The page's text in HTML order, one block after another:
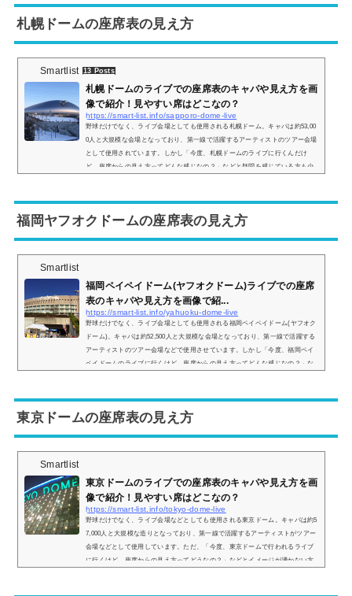
札幌ドームの座席表の見え方
Smartlist 13 Posts
札幌ドームのライブでの座席表のキャパや見え方を画
像で紹介！見やすい席はどこなの？
https://smart-list.info/sapporo-dome-live
野球だけでなく、ライブ会場としても使用される札幌ドーム。キャパは約53,00
0人と大規模な会場となっており、第一線で活躍するアーティストのツアー会場
として使用されています。しかし「今度、札幌ドームのライブに行くんだけ
ど、座席からの見え方ってどんな感じなの？」などと疑問を感じている方も少
は以下...
福岡ヤフオクドームの座席表の見え方
Smartlist
福岡ペイペイドーム(ヤフオクドーム)ライブでの座席
表のキャパや見え方を画像で紹...
https://smart-list.info/yahuoku-dome-live
野球だけでなく、ライブ会場としても使用される福岡ペイペイドーム(ヤフオク
ドーム)。キャパは約52,500人と大規模な会場となっており、第一線で活躍する
アーティストのツアー会場などで使用させています。しかし「今度、福岡ペイ
ペイドームのライブに行くけど、座席からの見え方ってどんな感じなの？」な
てもまとめてみました。福岡ペイペイドームのライブでの座席表とキャパは？
福岡...
東京ドームの座席表の見え方
Smartlist
東京ドームのライブでの座席表のキャパや見え方を画
像で紹介！見やすい席はどこなの？
https://smart-list.info/tokyo-dome-live
野球だけでなく、ライブ会場などとしても使用される東京ドーム。キャパは約5
7,000人と大規模な造りとなっており、第一線で活躍するアーティストがツアー
会場などとして使用しています。ただ、「今度、東京ドームで行われるライブ
に行くけど、座席からの見え方ってどうなの？」などとイメージが湧かない方